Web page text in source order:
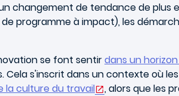
changement de tendance de plus
programme à impact), les
se font sentirdans un
s'inscrit dans un contexte où
la culture du travail
, alors que les